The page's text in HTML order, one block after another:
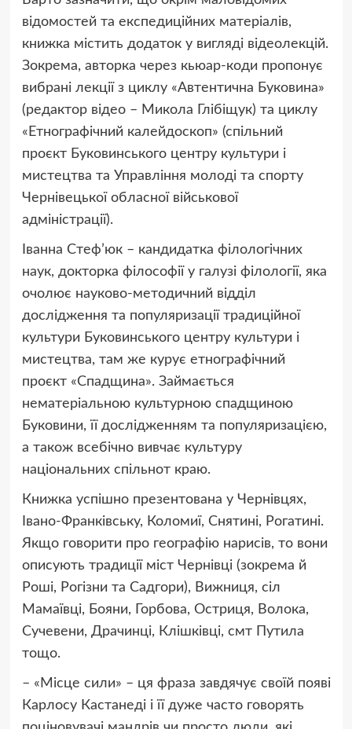
відомостей та експедиційних матеріалів,
книжка містить додаток у вигляді відеолекцій.
Зокрема, авторка через кьюар-коди пропонує
вибрані лекції з циклу «Автентична Буковина»
(редактор відео – Микола Глібіщук) та циклу
«Етнографічний калейдоскоп» (спільний
проєкт Буковинського центру культури і
мистецтва та Управління молоді та спорту
Чернівецької обласної військової
адміністрації).
Іванна Стеф’юк – кандидатка філологічних
наук, докторка філософії у галузі філології, яка
очолює науково-методичний відділ
дослідження та популяризації традиційної
культури Буковинського центру культури і
мистецтва, там же курує етнографічний
проєкт «Спадщина». Займається
нематеріальною культурною спадщиною
Буковини, її дослідженням та популяризацією,
а також всебічно вивчає культуру
національних спільнот краю.
Книжка успішно презентована у Чернівцях,
Івано-Франківську, Коломиї, Снятині, Рогатині.
Якщо говорити про географію нарисів, то вони
описують традиції міст Чернівці (зокрема й
Роші, Рогізни та Садгори), Вижниця, сіл
Мамаївці, Бояни, Горбова, Остриця, Волока,
Сучевени, Драчинці, Клішківці, смт Путила
тощо.
– «Місце сили» – ця фраза завдячує своїй появі
Карлосу Кастанеді і її дуже часто говорять